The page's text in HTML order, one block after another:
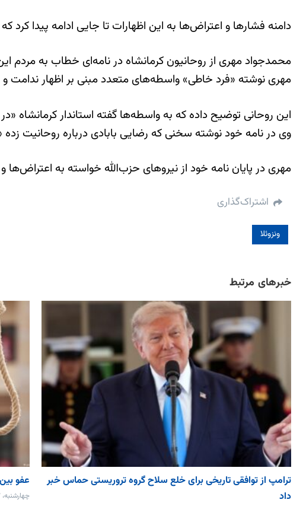
دامنه فشار‌ها و اعتراض‌ها به اين اظهارات تا جايی ادامه پيدا
محمدجواد مهری از روحانيون کرمانشاه در نامه‌ای خطاب به مردم
مهری نوشته «فرد خاطی» واسطه‌های متعدد مبنی بر اظهار ندامت و
اين روحانی توضيح داده که به واسطه‌ها گفته استاندار
وی در نامه خود نوشته سخنی که رضايی بابادی درباره روحانيت
مهری در پايان نامه خود از نيرو‌های حزب‌الله خواسته به
اشتراک‌گذاری
ونزوئلا
خبرهای مرتبط
ترامپ از توافقی تاریخی برای خلع ‌سلاح گروه تروریستی حماس خبر
داد
عفو بین‌الملل:
چهارشنبه، ۷ مرداد، ۱۴۰۵